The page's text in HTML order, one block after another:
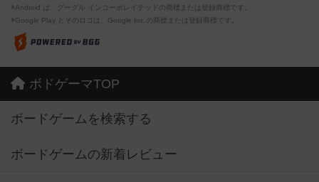
※Android は、グーグル インコーポレイテッドの商標または登録商標です。
※Google Play とそのロゴは、Google Inc.の商標または登録商標です。
ボドゲーマTOP
ボードゲームを検索する
ボードゲームの新着レビュー